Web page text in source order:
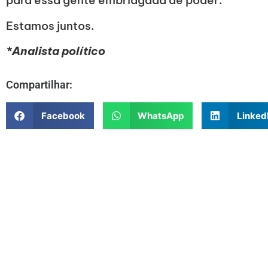
Estamos juntos.
*Analista político
Compartilhar:
Facebook WhatsApp